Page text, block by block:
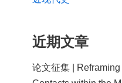
近期文章
论文征集 |